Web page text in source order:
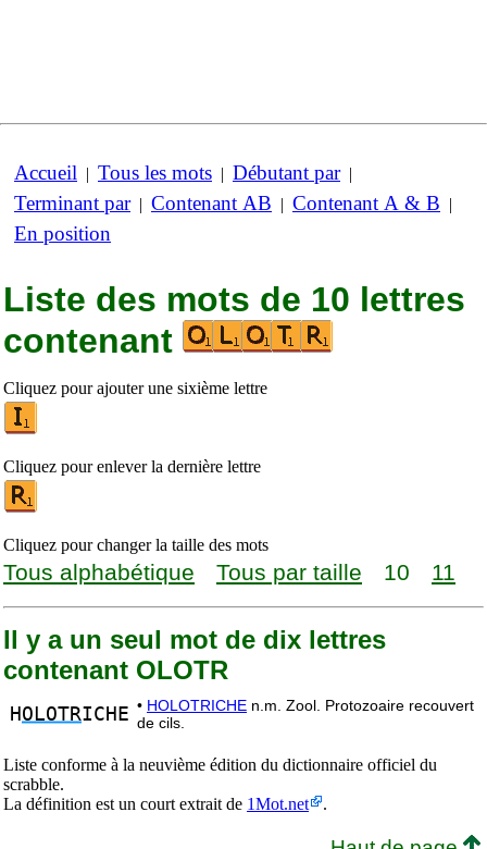
Accueil | Tous les mots | Débutant par|
Terminant par| Contenant AB | Contenant A & B |
En position
Liste des mots de 10 lettres
contenant
Cliquez pour ajouter une sixième lettre
Cliquez pour enlever la dernière lettre
Cliquez pour changer la taille des mots
Tous alphabétique Tous par taille 10 11
Il y a un seul mot de dix lettres
contenant OLOTR
H OLOTRICHE • HOLOTRICHE n.m. Zool. Protozoaire recouvert
de cils.
Liste conforme à la neuvième édition du dictionnaire officiel du
scrabble.
La définition est un court extrait de 1Mot.net .